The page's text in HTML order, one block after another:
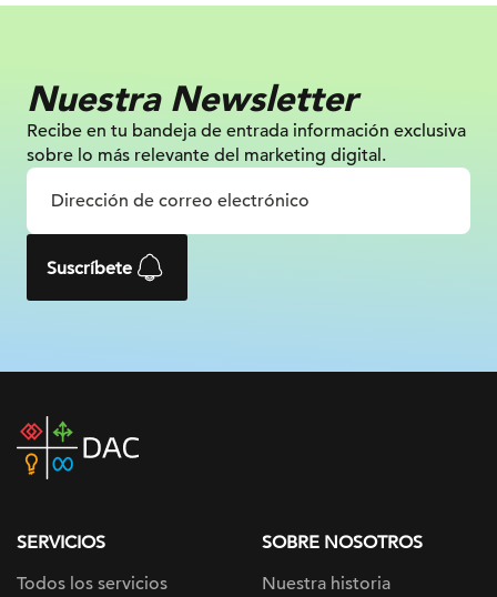
Nuestra Newsletter
Recibe en tu bandeja de entrada información exclusiva
sobre lo más relevante del marketing digital.
Suscríbete
DAC
home
SERVICIOS
Todos los servicios
SOBRE NOSOTROS
Nuestra historia